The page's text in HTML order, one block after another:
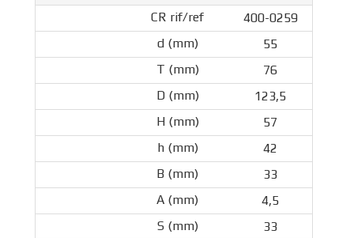
400-0259
55
76
123,5
57
42
33
4,5
33